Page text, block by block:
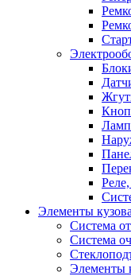
Элементы кузова
Система
Система
Элементы